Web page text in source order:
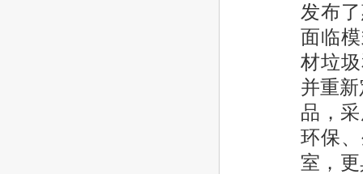
发布
面临
材垃
并重
品，
环保
室，